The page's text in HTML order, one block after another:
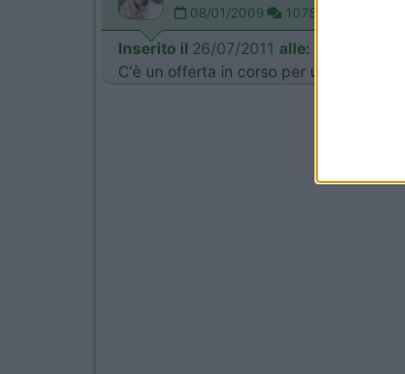
08/01/2009 1078
Inserito il 26/07/2011 alle:
C'è un offerta in corso per un 17" con